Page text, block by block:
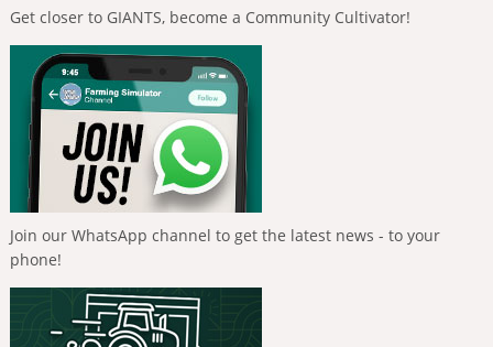
Get closer to GIANTS, become a Community Cultivator!
Join our WhatsApp channel to get the latest news - to your
phone!